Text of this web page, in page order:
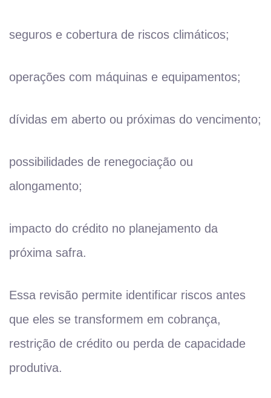
seguros e cobertura de riscos climáticos;
operações com máquinas e equipamentos;
dívidas em aberto ou próximas do vencimento;
possibilidades de renegociação ou
alongamento;
impacto do crédito no planejamento da
próxima safra.
Essa revisão permite identificar riscos antes
que eles se transformem em cobrança,
restrição de crédito ou perda de capacidade
produtiva.